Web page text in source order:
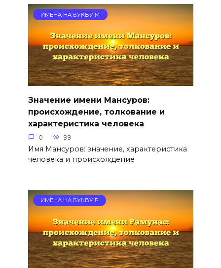
ИМЕНА НА БУКВУ М
Значение имени Мансуров:
происхождение, толкование и
характеристика человека
0 99
Имя Мансуров: значение, характеристика
человека и происхождение
ИМЕНА НА БУКВУ Р